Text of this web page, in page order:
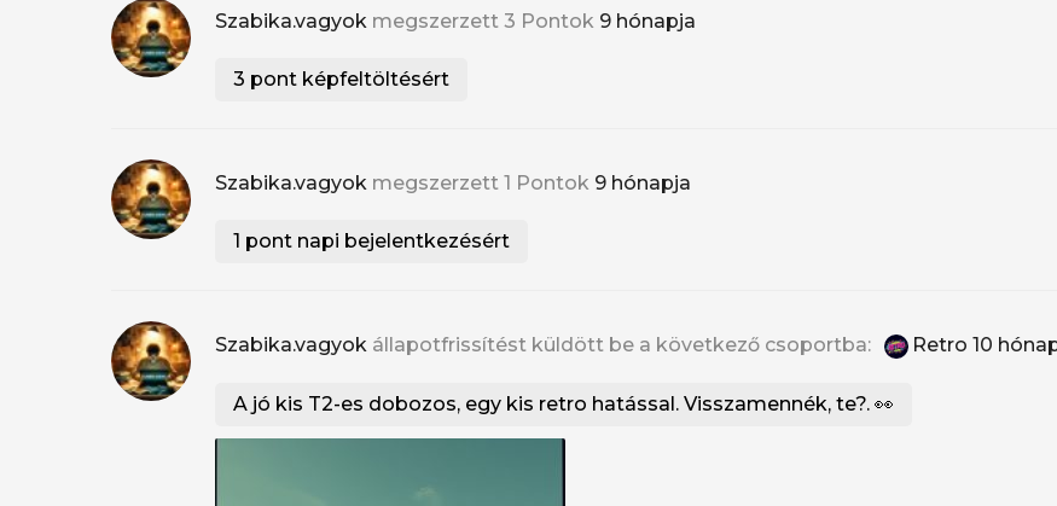
Szabika.vagyok megszerzett 3 Pontok 9 hónapja
3 pont képfeltöltésért
Szabika.vagyok megszerzett 1 Pontok 9 hónapja
1 pont napi bejelentkezésért
Szabika.vagyok állapotfrissítést küldött be a következő csoportba: Retro 10
A jó kis T2-es dobozos, egy kis retro hatással. Visszamennék, te?. 👀